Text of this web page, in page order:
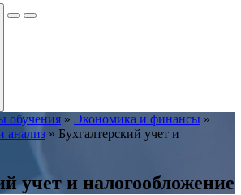
обучения » Экономика и финансы »
анализ » Бухгалтерский учет и
учет и налогообложение